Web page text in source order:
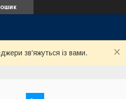
зв'яжуться із вами.